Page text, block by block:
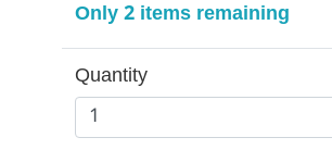
Only 2 items remaining
Quantity